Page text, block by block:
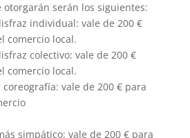
otorgarán serán los siguientes:
individual: vale de 200 €
comercio local.
colectivo: vale de 200 €
comercio local.
vale de 200 € para
simpático: vale de 200 € para